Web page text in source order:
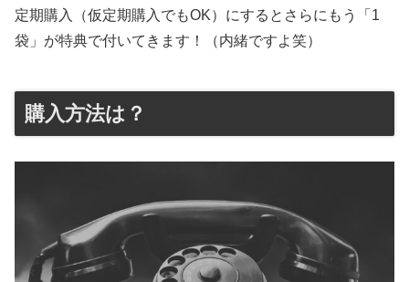
定期購入（仮定期購入でもOK）にするとさらにもう「1
袋」が特典で付いてきます！（内緒ですよ笑）
購入方法は？